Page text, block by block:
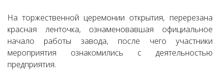
На торжественной церемонии открытия, перерезана
красная ленточка, ознаменовавшая официальное
начало работы завода, после чего участники
мероприятия ознакомились с деятельностью
предприятия.